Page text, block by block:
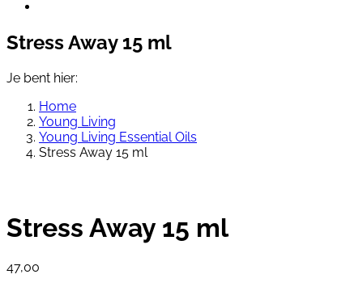
Stress Away 15 ml
Je bent hier:
Home
Young Living
Young Living Essential Oils
Stress Away 15 ml
Stress Away 15 ml
47,00